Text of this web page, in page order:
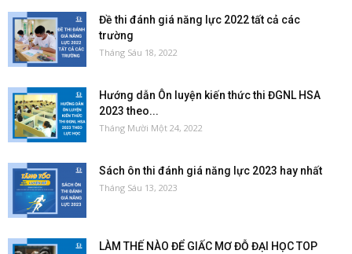
Đề thi đánh giá năng lực 2022 tất cả các
trường
Tháng Sáu 18, 2022
Hướng dẫn Ôn luyện kiến thức thi ĐGNL HSA
2023 theo...
Tháng Mười Một 24, 2022
Sách ôn thi đánh giá năng lực 2023 hay nhất
Tháng Sáu 13, 2023
LÀM THẾ NÀO ĐỂ GIẤC MƠ ĐỖ ĐẠI HỌC TOP